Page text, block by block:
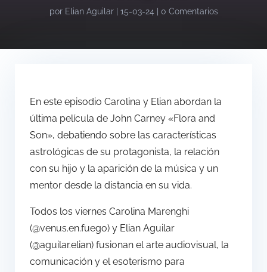
por Elian Aguilar| 15-03-24 0 Comentarios
En este episodio Carolina y Elian abordan la
última película de John Carney «Flora and
Son», debatiendo sobre las características
astrológicas de su protagonista, la relación
con su hijo y la aparición de la música y un
mentor desde la distancia en su vida.
Todos los viernes Carolina Marenghi
(@venus.en.fuego) y Elian Aguilar
(@aguilar.elian) fusionan el arte audiovisual, la
comunicación y el esoterismo para